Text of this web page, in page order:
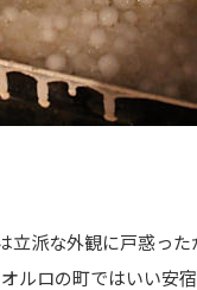
派な外観に戸惑った
ルロの町ではいい安